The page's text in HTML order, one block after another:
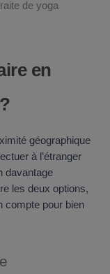
de yoga
en
géographique
à l’étranger
davantage
les deux options,
compte pour bien